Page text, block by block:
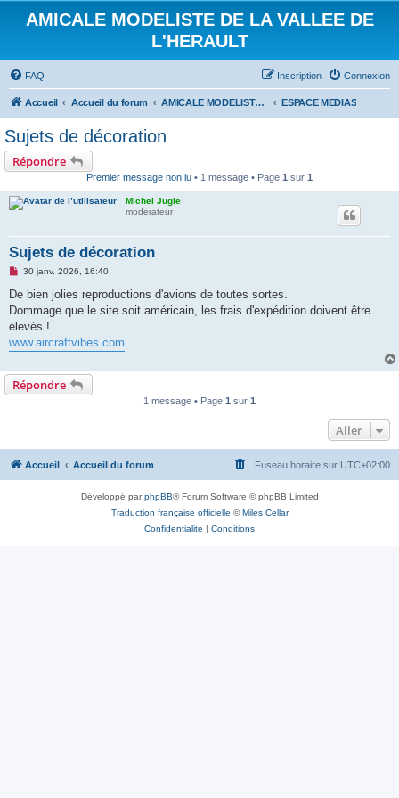
AMICALE MODELISTE DE LA VALLEE DE
L'HERAULT
FAQ Connexion
Inscription
Accueil Accueil du forum AMICALE MODELISTE DE LA VALLEE DE L'HERAULT ESPACE MEDIAS
Sujets de décoration
Répondre
Premier message non lu • 1 message • Page 1 sur 1
Michel Jugie
moderateur
Sujets de décoration
M
s
a
g
n
l
u
30 janv. 2026, 16:40
De bien jolies reproductions d'avions de toutes sortes.
Dommage que le site soit américain, les frais d'expédition doivent être
élevés !
www.aircraftvibes.com
Répondre
1 message • Page 1 sur 1
Aller
Accueil Accueil du forum Fuseau horaire sur UTC+02:00
Développé parphpBB® Forum Software © phpBB Limited
Traduction française officielle ©Miles Cellar
Confidentialité | Conditions